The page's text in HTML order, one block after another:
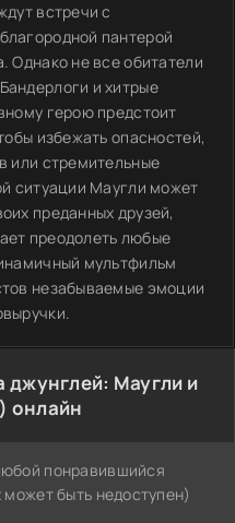
встречи с
пантерой
Однако не все обитатели
и хитрые
герою предстоит
избежать опасностей,
или стремительные
ситуации Маугли может
преданных друзей,
преодолеть любые
мультфильм
незабываемые эмоции
джунглей: Маугли и
онлайн
понравившийся
быть недоступен)